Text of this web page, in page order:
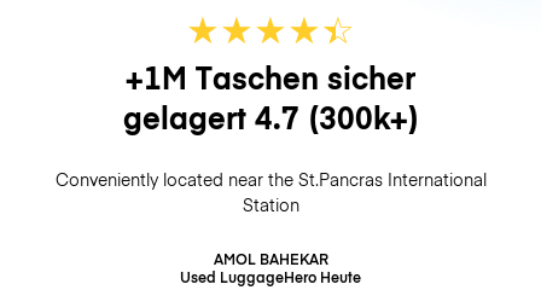
★★★★☆
★
+1M Taschen sicher
gelagert 4.7 (300k+)
Conveniently located near the St.Pancras International
Station
AMOL BAHEKAR
Used LuggageHero Heute